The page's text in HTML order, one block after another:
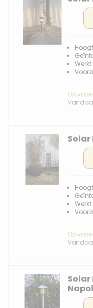
Op
Solar
Op
Solar